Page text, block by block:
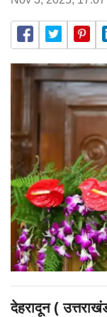
देहरादून (